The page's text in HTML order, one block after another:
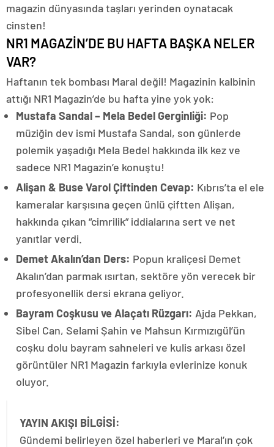
magazin dünyasında taşları yerinden oynatacak
cinsten!
NR1 MAGAZİN’DE BU HAFTA BAŞKA NELER
VAR?
Haftanın tek bombası Maral değil! Magazinin kalbinin
attığı NR1 Magazin’de bu hafta yine yok yok:
Mustafa Sandal – Mela Bedel Gerginliği: Pop
müziğin dev ismi Mustafa Sandal, son günlerde
polemik yaşadığı Mela Bedel hakkında ilk kez ve
sadece NR1 Magazin’e konuştu!
Alişan & Buse Varol Çiftinden Cevap: Kıbrıs’ta el ele
kameralar karşısına geçen ünlü çiftten Alişan,
hakkında çıkan “cimrilik” iddialarına sert ve net
yanıtlar verdi.
Demet Akalın’dan Ders: Popun kraliçesi Demet
Akalın’dan parmak ısırtan, sektöre yön verecek bir
profesyonellik dersi ekrana geliyor.
Bayram Coşkusu ve Alaçatı Rüzgarı: Ajda Pekkan,
Sibel Can, Selami Şahin ve Mahsun Kırmızıgül’ün
coşku dolu bayram sahneleri ve kulis arkası özel
görüntüler NR1 Magazin farkıyla evlerinize konuk
oluyor.
YAYIN AKIŞI BİLGİSİ:
Gündemi belirleyen özel haberleri ve Maral’ın çok